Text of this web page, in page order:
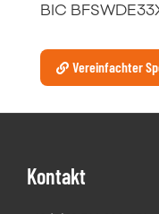
BIC
Vereinfachter
Kontakt